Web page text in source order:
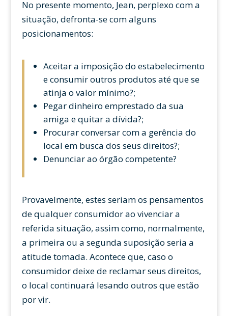
No presente momento, Jean, perplexo com a
situação, defronta-se com alguns
posicionamentos:
Aceitar a imposição do estabelecimento
e consumir outros produtos até que se
atinja o valor mínimo?;
Pegar dinheiro emprestado da sua
amiga e quitar a dívida?;
Procurar conversar com a gerência do
local em busca dos seus direitos?;
Denunciar ao órgão competente?
Provavelmente, estes seriam os pensamentos
de qualquer consumidor ao vivenciar a
referida situação, assim como, normalmente,
a primeira ou a segunda suposição seria a
atitude tomada. Acontece que, caso o
consumidor deixe de reclamar seus direitos,
o local continuará lesando outros que estão
por vir.